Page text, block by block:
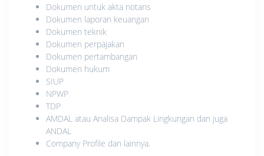
Dokumen untuk akta notaris
Dokumen laporan keuangan
Dokumen teknik
Dokumen perpajakan
Dokumen pertambangan
Dokumen hukum
SIUP
NPWP
TDP
AMDAL atau Analisa Dampak Lingkungan dan juga
ANDAL
Company Profile dan lainnya.